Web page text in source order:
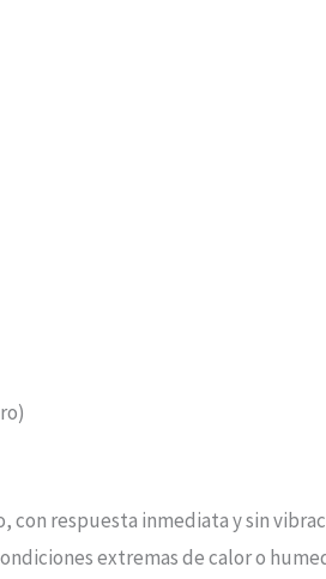
con respuesta inmediata y sin
extremas de calor o